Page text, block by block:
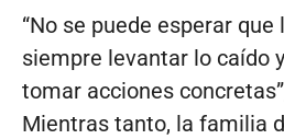
“No se puede esperar
siempre levantar lo caído
tomar acciones
Mientras tanto, la familia